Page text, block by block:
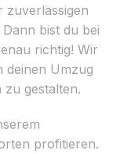
zuverlässigen
bist du bei
richtig! Wir
deinen Umzug
gestalten.
profitieren.